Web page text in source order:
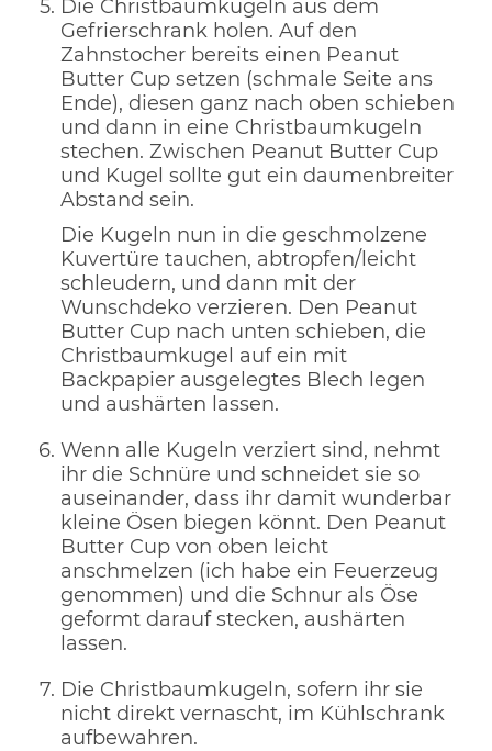
Die Christbaumkugeln aus dem
Gefrierschrank holen. Auf den
Zahnstocher bereits einen Peanut
Butter Cup setzen (schmale Seite ans
Ende), diesen ganz nach oben schieben
und dann in eine Christbaumkugeln
stechen. Zwischen Peanut Butter Cup
und Kugel sollte gut ein daumenbreiter
Abstand sein.
Die Kugeln nun in die geschmolzene
Kuvertüre tauchen, abtropfen/leicht
schleudern, und dann mit der
Wunschdeko verzieren. Den Peanut
Butter Cup nach unten schieben, die
Christbaumkugel auf ein mit
Backpapier ausgelegtes Blech legen
und aushärten lassen.
Wenn alle Kugeln verziert sind, nehmt
ihr die Schnüre und schneidet sie so
auseinander, dass ihr damit wunderbar
kleine Ösen biegen könnt. Den Peanut
Butter Cup von oben leicht
anschmelzen (ich habe ein Feuerzeug
genommen) und die Schnur als Öse
geformt darauf stecken, aushärten
lassen.
Die Christbaumkugeln, sofern ihr sie
nicht direkt vernascht, im Kühlschrank
aufbewahren.